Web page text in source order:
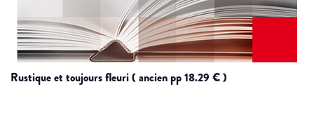
rustique et toujours fleuri ( ancien pp 18.29 € )